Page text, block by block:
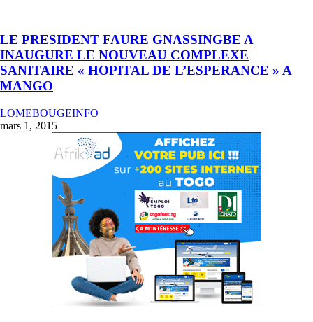
LE PRESIDENT FAURE GNASSINGBE A
INAUGURE LE NOUVEAU COMPLEXE
SANITAIRE « HOPITAL DE L’ESPERANCE » A
MANGO
LOMEBOUGEINFO
mars 1, 2015